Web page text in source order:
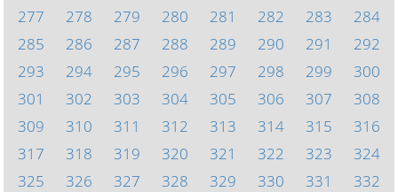
277
278 279 280 281 282 283
284
285
286 287 288 289 290 291
292
293
294 295 296 297 298 299
300
301
302 303 304 305 306 307
308
309
310 311 312 313 314 315
316
317
318 319 320 321 322 323
324
325
326 327 328 329 330 331
332